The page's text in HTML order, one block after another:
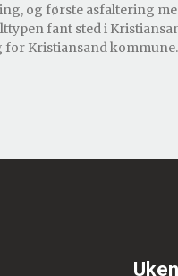
og første asfaltering
fant sted i
for Kristiansand kommune.